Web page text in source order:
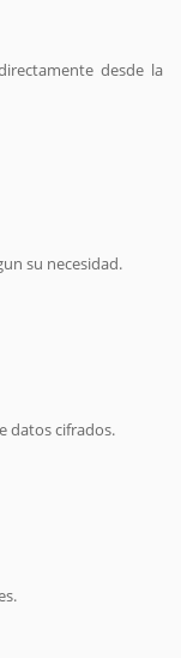
desde la
su necesidad.
datos cifrados.